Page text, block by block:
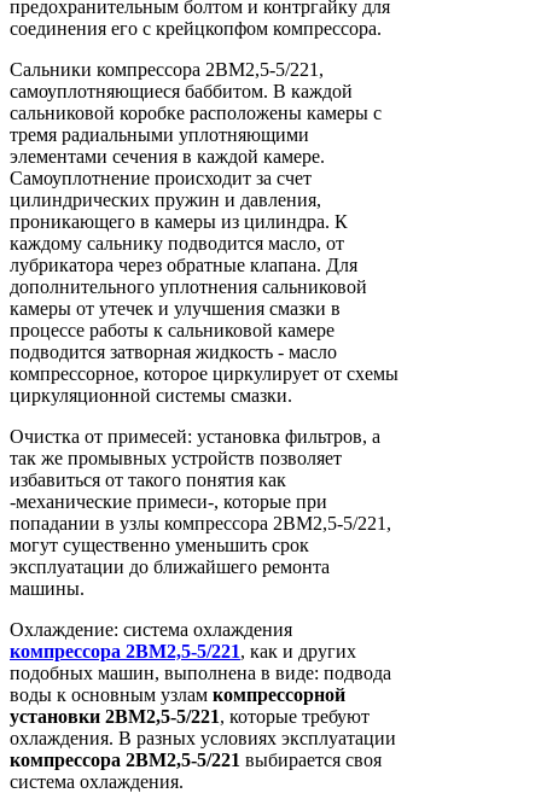
предохранительным болтом и контргайку для
соединения его с крейцкопфом компрессора.
Сальники компрессора 2ВМ2,5-5/221,
самоуплотняющиеся баббитом. В каждой
сальниковой коробке расположены камеры с
тремя радиальными уплотняющими
элементами сечения в каждой камере.
Самоуплотнение происходит за счет
цилиндрических пружин и давления,
проникающего в камеры из цилиндра. К
каждому сальнику подводится масло, от
лубрикатора через обратные клапана. Для
дополнительного уплотнения сальниковой
камеры от утечек и улучшения смазки в
процессе работы к сальниковой камере
подводится затворная жидкость - масло
компрессорное, которое циркулирует от схемы
циркуляционной системы смазки.
Очистка от примесей: установка фильтров, а
так же промывных устройств позволяет
избавиться от такого понятия как
-механические примеси-, которые при
попадании в узлы компрессора 2ВМ2,5-5/221,
могут существенно уменьшить срок
эксплуатации до ближайшего ремонта
машины.
Охлаждение: система охлаждения
компрессора 2ВМ2,5-5/221, как и других
подобных машин, выполнена в виде: подвода
воды к основным узлам компрессорной
установки 2ВМ2,5-5/221, которые требуют
охлаждения. В разных условиях эксплуатации
компрессора 2ВМ2,5-5/221 выбирается своя
система охлаждения.